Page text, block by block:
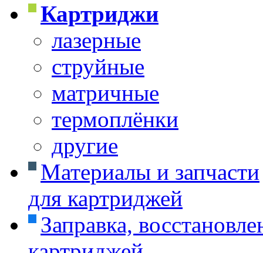
Картриджи
лазерные
струйные
матричные
термоплёнки
другие
Материалы и запчасти
для картриджей
Заправка,